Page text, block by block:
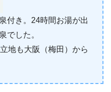
付き。24時間お湯が出
でした。
立地も大阪（梅田）から